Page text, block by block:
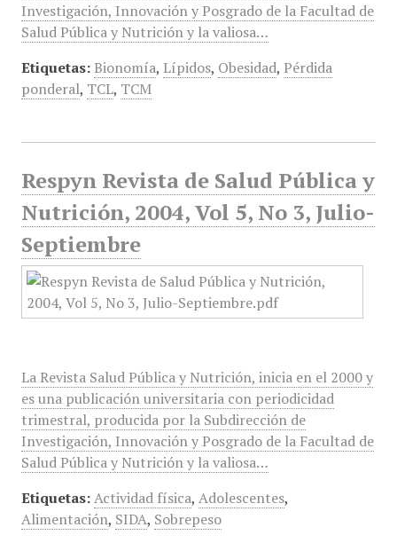
Investigación, Innovación y Posgrado de la Facultad de
Salud Pública y Nutrición y la valiosa…
Etiquetas: Bionomía, Lípidos, Obesidad, Pérdida
ponderal, TCL, TCM
Respyn Revista de Salud Pública y
Nutrición, 2004, Vol 5, No 3, Julio-
Septiembre
La Revista Salud Pública y Nutrición, inicia en el 2000 y
es una publicación universitaria con periodicidad
trimestral, producida por la Subdirección de
Investigación, Innovación y Posgrado de la Facultad de
Salud Pública y Nutrición y la valiosa…
Etiquetas: Actividad física, Adolescentes,
Alimentación, SIDA, Sobrepeso